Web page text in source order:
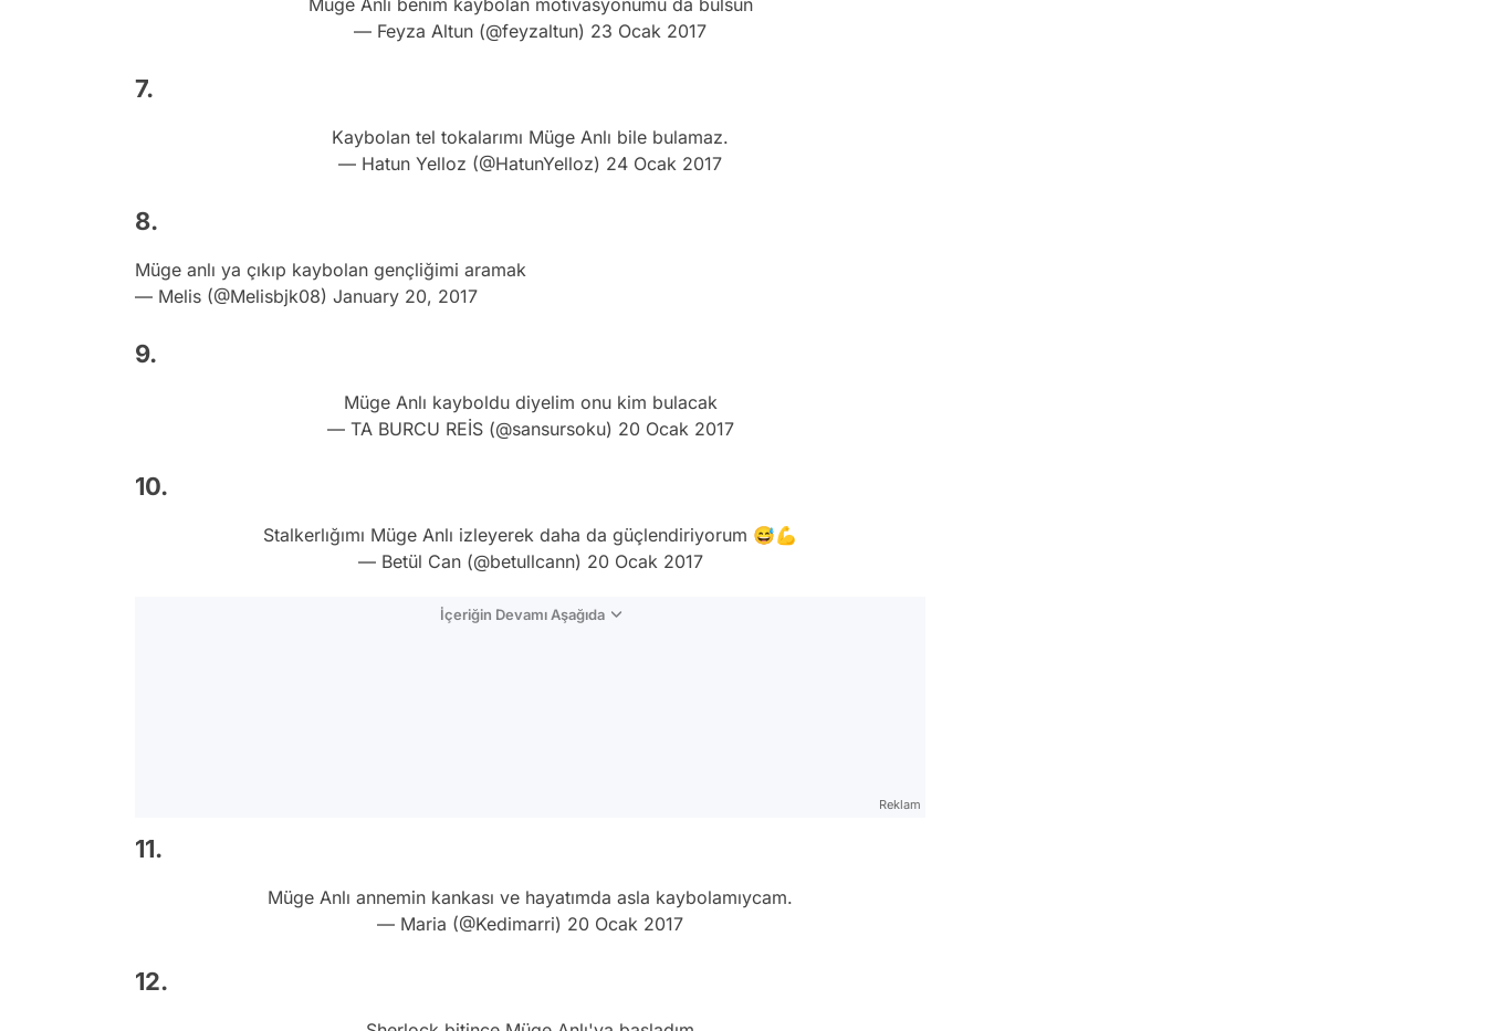
Müge Anlı benim kaybolan motivasyonumu da bulsun
— Feyza Altun (@feyzaltun) 23 Ocak 2017
7.
Kaybolan tel tokalarımı Müge Anlı bile bulamaz.
— Hatun Yelloz (@HatunYelloz) 24 Ocak 2017
8.
Müge anlı ya çıkıp kaybolan gençliğimi aramak
— Melis (@Melisbjk08) January 20, 2017
9.
Müge Anlı kayboldu diyelim onu kim bulacak
— TA BURCU REİS (@sansursoku) 20 Ocak 2017
10.
Stalkerlığımı Müge Anlı izleyerek daha da güçlendiriyorum 😅💪
— Betül Can (@betullcann) 20 Ocak 2017
İçeriğin Devamı Aşağıda
Reklam
11.
Müge Anlı annemin kankası ve hayatımda asla kaybolamıycam.
— Maria (@Kedimarri) 20 Ocak 2017
12.